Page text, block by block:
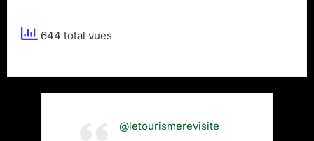
644 total vues
@letourismerevisite